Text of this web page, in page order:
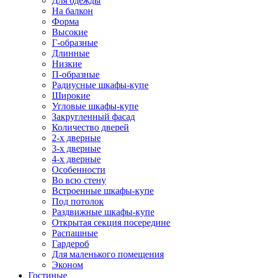
На балкон
Форма
Высокие
Г-образные
Длинные
Низкие
П-образные
Радиусные шкафы-купе
Широкие
Угловые шкафы-купе
Закругленный фасад
Количество дверей
2-х дверные
3-х дверные
4-х дверные
Особенности
Во всю стену
Встроенные шкафы-купе
Под потолок
Раздвижные шкафы-купе
Открытая секция посередине
Распашные
Гардероб
Для маленького помещения
Эконом
Гостиные